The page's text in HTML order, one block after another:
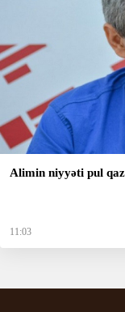
Alimin niyyəti pul
11:03